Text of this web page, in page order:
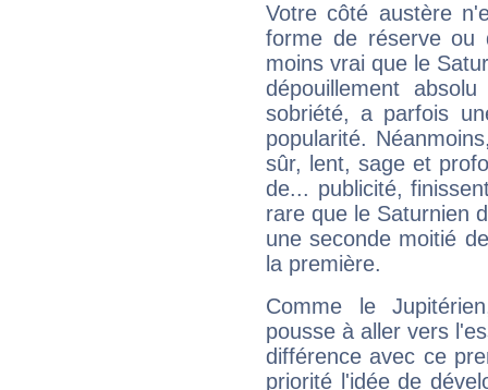
Votre côté austère
forme de réserve
moins vrai que le
dépouillement
sobriété, a parfois
popularité.
sûr, lent, sage et
de... publicité,
rare que le Saturnien
une seconde moitié
la première.
Comme le
pousse à aller vers
différence avec ce
priorité l'idée de